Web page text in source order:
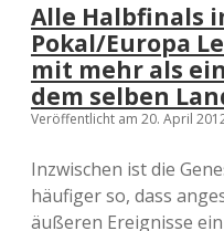
Alle Halbfinals
Pokal/Europa
mit mehr als
dem selben
Veröffentlicht am 20. April
Inzwischen ist die
häufiger so, dass
äußeren Ereignisse